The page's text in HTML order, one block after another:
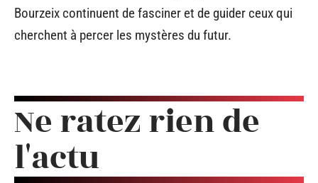
Bourzeix continuent de fasciner et de guider ceux qui
cherchent à percer les mystères du futur.
Ne ratez rien de
l'actu